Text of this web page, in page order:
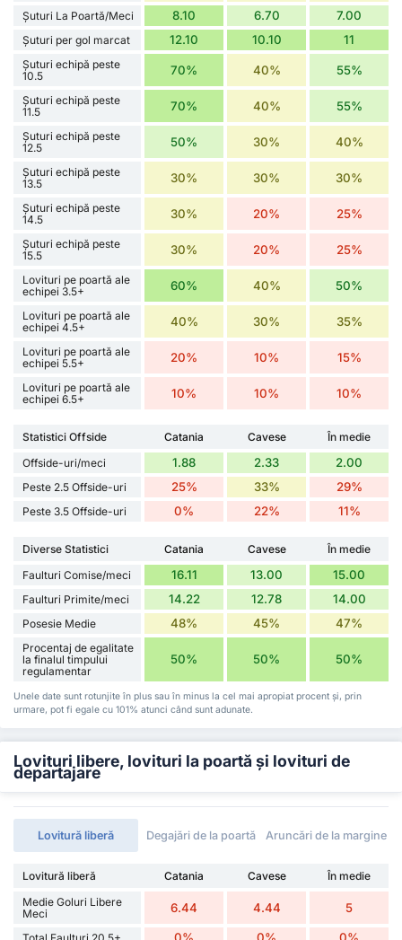
Șuturi La Poartă/Meci 8.10 6.70 7.00
Șuturi per gol marcat 12.10 10.10 11
Șuturi echipă peste
10.5
70% 40% 55%
Șuturi echipă peste
11.5
70% 40% 55%
Șuturi echipă peste
12.5
50% 30% 40%
Șuturi echipă peste
13.5
30% 30% 30%
Șuturi echipă peste
14.5
30% 20% 25%
Șuturi echipă peste
15.5
30% 20% 25%
Lovituri pe poartă ale
echipei 3.5+
60% 40% 50%
Lovituri pe poartă ale
echipei 4.5+
40% 30% 35%
Lovituri pe poartă ale
echipei 5.5+
20% 10% 15%
Lovituri pe poartă ale
echipei 6.5+
10% 10% 10%
Statistici Offside Catania Cavese
În medie
Offside-uri/meci
1.88 2.33 2.00
Peste 2.5 Offside-uri 25% 33% 29%
Peste 3.5 Offside-uri 0% 22% 11%
Diverse Statistici Catania Cavese
În medie
Faulturi Comise/meci
16.11 13.00 15.00
Faulturi Primite/meci 14.22 12.78 14.00
Posesie Medie 48% 45% 47%
Procentaj de egalitate
la finalul timpului
regulamentar
50% 50% 50%
Unele date sunt rotunjite în plus sau în minus la cel mai apropiat procent și, prin
urmare, pot fi egale cu 101% atunci când sunt adunate.
Lovituri libere, lovituri la poartă și lovituri de
departajare
Lovitură liberă Degajări de la poartă Aruncări de la margine
Lovitură liberă Catania Cavese
În medie
Medie Goluri Libere
Meci
6.44 4.44 5